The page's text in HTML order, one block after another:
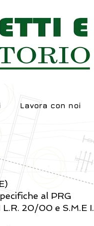
Lavora con noi
al PRG
L.R. 20/00 e S.M.E I.